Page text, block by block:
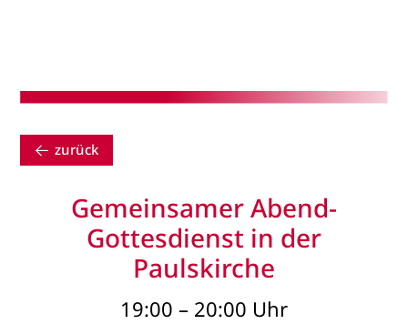
zurück
Gemeinsamer Abend-
Gottesdienst in der
Paulskirche
19:00 – 20:00 Uhr